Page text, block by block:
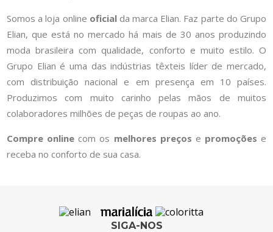
Somos a loja online oficialda marca Elian. Faz parte do Grupo
Elian, que está no mercado há mais de 30 anos produzindo
moda brasileira com qualidade, conforto e muito estilo. O
Grupo Elian é uma das indústrias têxteis líder de mercado,
com distribuição nacional e em presença em 10 países.
Produzimos com muito carinho pelas mãos de muitos
colaboradores milhões de peças de roupas ao ano.
Compre online com os melhores preços e promoções e
receba no conforto de sua casa.
SIGA-NOS